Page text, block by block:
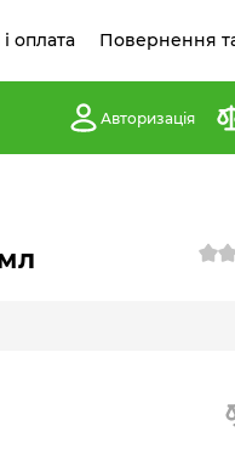
оплата Повернення
Авторизація